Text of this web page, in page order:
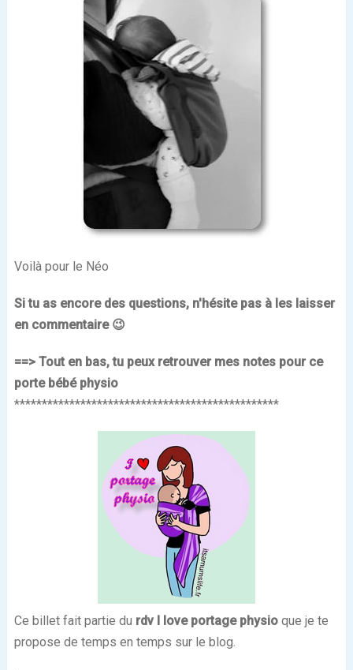
Voilà pour le Néo
Si tu as encore des questions, n'hésite pas à les laisser
en commentaire 😉
==> Tout en bas, tu peux retrouver mes notes pour ce
porte bébé physio
************************************************
Ce billet fait partie du rdv I love portage physio que je te
propose de temps en temps sur le blog.